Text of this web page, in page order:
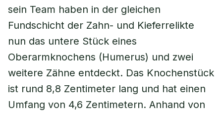
sein Team haben in der gleichen
Fundschicht der Zahn- und Kieferrelikte
nun das untere Stück eines
Oberarmknochens (Humerus) und zwei
weitere Zähne entdeckt. Das Knochenstück
ist rund 8,8 Zentimeter lang und hat einen
Umfang von 4,6 Zentimetern. Anhand von